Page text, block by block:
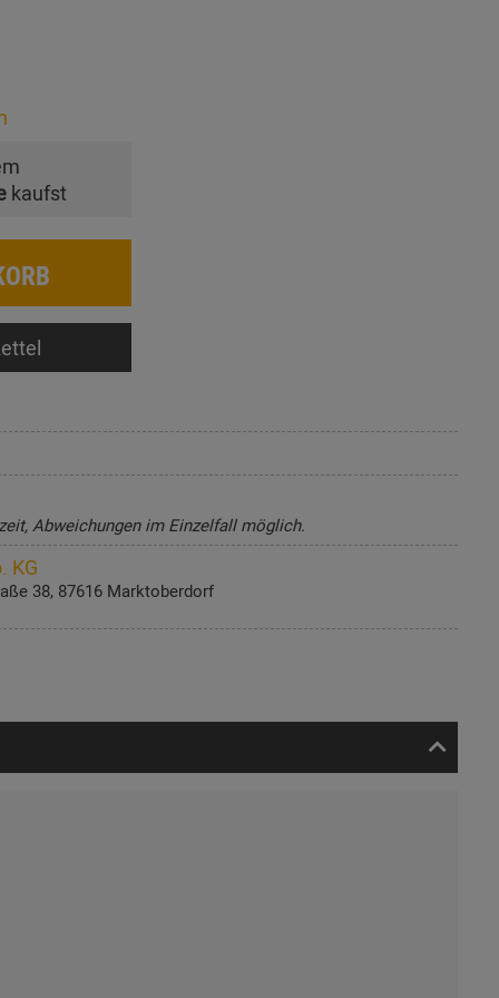
kaufst
Abweichungen im Einzelfall möglich.
KG
38, 87616 Marktoberdorf